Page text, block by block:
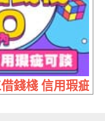
錢棧 信用瑕疵